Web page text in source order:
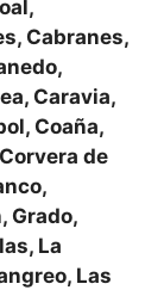
Cabranes,
Caravia,
Coaña,
de
Grado,
La
Las